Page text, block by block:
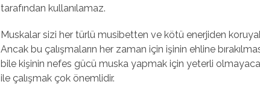
tarafından kullanılamaz.
Muskalar sizi her türlü musibetten ve kötü enerjiden
Ancak bu çalışmaların her zaman için işinin ehline
bile kişinin nefes gücü muska yapmak için yeterli
ile çalışmak çok önemlidir.